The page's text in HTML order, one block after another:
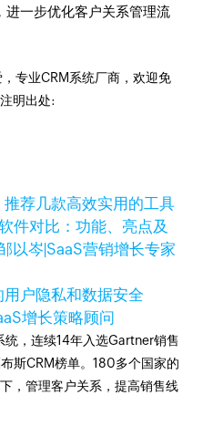
进一步优化客户关系管理流
专业CRM系统厂商，欢迎免
明出处:
荐几款高效实用的工具
件对比：功能、亮点及
以岑|SaaS营销增长专家
户隐私和数据安全
增长策略顾问
统，连续14年入选Gartner销售
斯CRM榜单。180多个国家的
，管理客户关系，提高销售线